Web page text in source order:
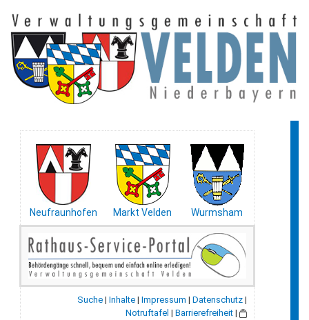
Neufraunhofen Markt Velden Wurmsham
Suche | Inhalte | Impressum | Datenschutz |
Notruftafel | Barrierefreiheit |